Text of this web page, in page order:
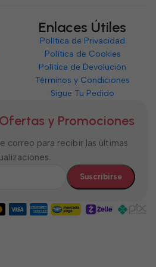
Enlaces Útiles
Política de Privacidad
Política de Cookies
Política de Devolución
Términos y Condiciones
Sigue Tu Pedido
y Promociones
correo para recibir las últimas